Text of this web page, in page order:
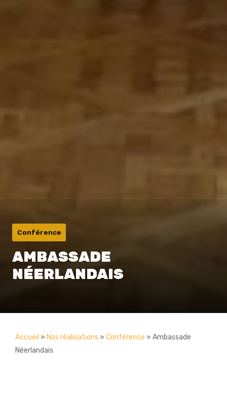
Conférence
AMBASSADE
NÉERLANDAIS
Accueil » Nos réalisations » Conférence » Ambassade
Néerlandais